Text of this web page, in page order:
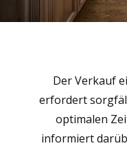
Der Verkauf
erfordert
optimalen
informiert